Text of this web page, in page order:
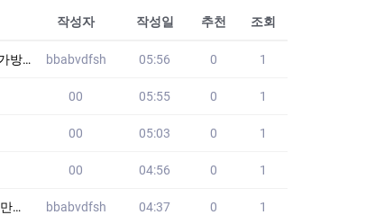
작성자 작성일 추천 조회
bbabvdfsh 05:56 0 1
00 05:55 0 1
00 05:03 0 1
00 04:56 0 1
bbabvdfsh 04:37 0 1